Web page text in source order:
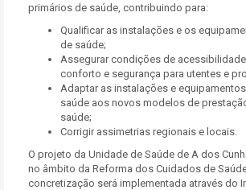
primários de saúde, contribuindo para:
Qualificar as instalações e os
de saúde;
Assegurar condições de
conforto e segurança para utentes e
Adaptar as instalações e
saúde aos novos modelos de
saúde;
Corrigir assimetrias regionais e locais.
O projeto da Unidade de Saúde de A dos
no âmbito da Reforma dos Cuidados de
concretização será implementada através do